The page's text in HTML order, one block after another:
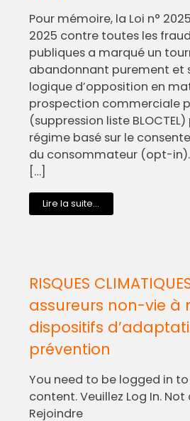
Pour mémoire, la Loi n°
2025 contre toutes les
publiques a marqué un
abandonnant purement et
logique d’opposition en
prospection commerciale
(suppression liste
régime basé sur le
du consommateur (opt-
[…]
Lire la suite...
RISQUES
assureurs non-vie à
dispositifs
prévention
You need to be logged in
content. Veuillez Log In.
Rejoindre